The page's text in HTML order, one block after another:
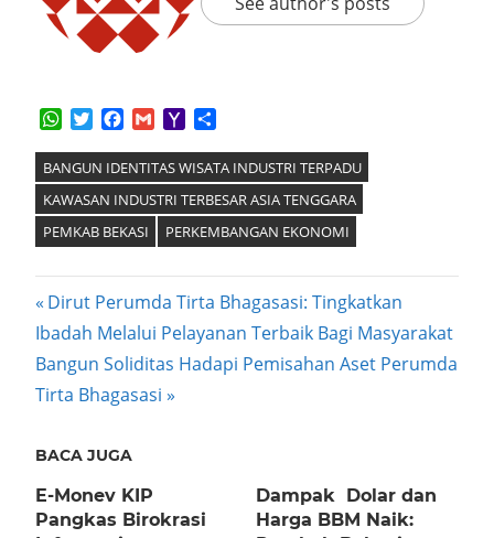
WhatsApp
TwitterFacebook
GmailYahoo
BANGUN IDENTITAS WISATA INDUSTRI TERPADU
KAWASAN INDUSTRI TERBESAR ASIA TENGGARA
PEMKAB BEKASI
PERKEMBANGAN EKONOMI
Post
navigation
Previous
Post:
Dirut Perumda Tirta Bhagasasi: Tingkatkan
Ibadah Melalui Pelayanan Terbaik Bagi Masyarakat
Next
Post:
Bangun Soliditas Hadapi Pemisahan Aset Perumda
Tirta Bhagasasi
BACA JUGA
E-Monev KIP
Pangkas Birokrasi
Dampak Dolar dan
Harga BBM Naik: